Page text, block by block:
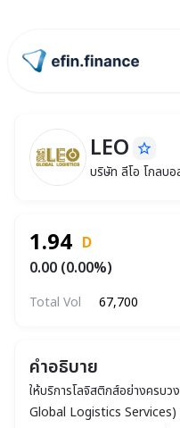
ไปหน้าแรก
LEOบริษัท ลีโอ
LEO star_border
บริษัท ลีโอ โกลบ
1.94 D
0.00 (0.00%)
Total Vol 67,700
คำอธิบาย
ให้บริการโลจิสติกส์อย่างครบ
Global Logistics Services)